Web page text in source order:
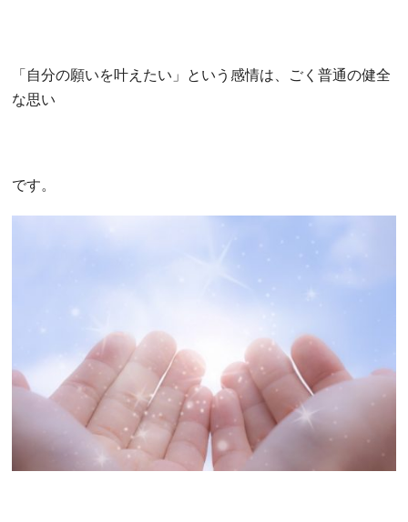
「自分の願いを叶えたい」という感情は、ごく普通の健全
な思い
です。